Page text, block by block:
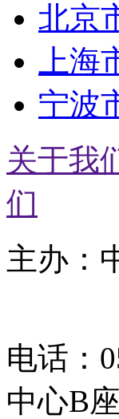
北京
上海
宁波
关于我
们
主办：
电话：
中心B